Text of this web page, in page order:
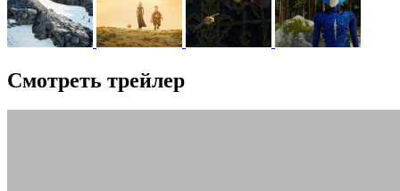
Смотреть трейлер